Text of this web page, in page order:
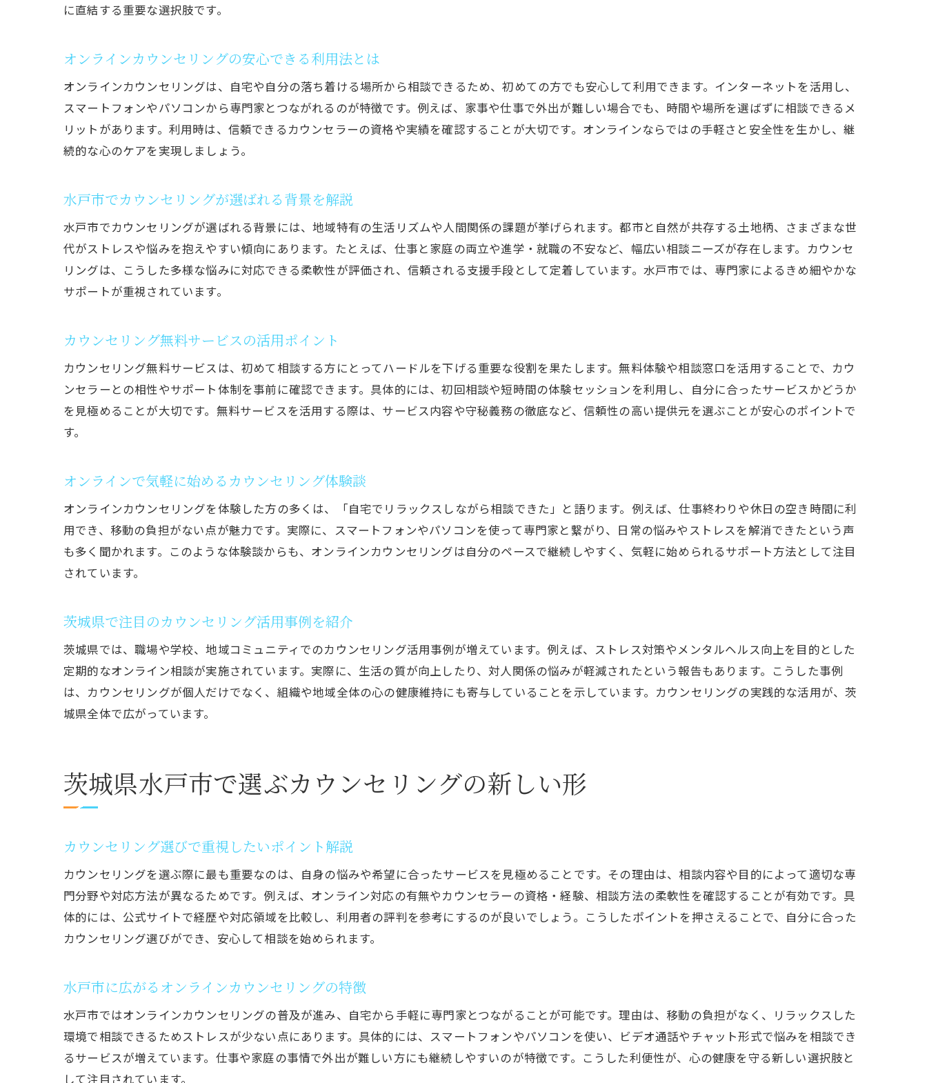
自宅で受けるカウンセリングのメリット解説
オンラインと対面カウンセリングの違いを比較
カウンセリング水戸の選び方と安心できる理由
茨城県のカウンセリング相場と料金目安を確認
カウンセリングを考えるならオンラインも選択肢に
オンラインカウンセリングの始め方と注意点
カウンセリングを受ける人のニーズと特徴分析
茨城県のカウンセリングおすすめ理由を解説
ストレス軽減を叶えるオンライン相談の魅力とは
カウンセリングで実感できるストレス軽減効果
オンライン相談で心の負担を和らげる方法
ストレス対策に役立つカウンセリング活用方法
オンラインカウンセリングの新しい利用方法
カウンセリングおすすめサービスの選び方
茨城県で評判の良いカウンセリング事例集
カウンセリング相場やサービス内容を解説
カウンセリングを続けるためのモチベーション維持法
水戸市で心のケアを探す方へのカウンセリング情報
カウンセリング水戸市の最新サービス情報まとめ
茨城県で安心して相談できるカウンセリング選び
カウンセリング利用前に知っておきたいポイント
に直結する重要な選択肢です。
オンラインカウンセリングの安心できる利用法とは
オンラインカウンセリングは、自宅や自分の落ち着ける場所から相談できるため、初めての方でも安心して利用できます。インターネットを活用し、
スマートフォンやパソコンから専門家とつながれるのが特徴です。例えば、家事や仕事で外出が難しい場合でも、時間や場所を選ばずに相談できるメ
リットがあります。利用時は、信頼できるカウンセラーの資格や実績を確認することが大切です。オンラインならではの手軽さと安全性を生かし、継
続的な心のケアを実現しましょう。
水戸市でカウンセリングが選ばれる背景を解説
水戸市でカウンセリングが選ばれる背景には、地域特有の生活リズムや人間関係の課題が挙げられます。都市と自然が共存する土地柄、さまざまな世
代がストレスや悩みを抱えやすい傾向にあります。たとえば、仕事と家庭の両立や進学・就職の不安など、幅広い相談ニーズが存在します。カウンセ
リングは、こうした多様な悩みに対応できる柔軟性が評価され、信頼される支援手段として定着しています。水戸市では、専門家によるきめ細やかな
サポートが重視されています。
カウンセリング無料サービスの活用ポイント
カウンセリング無料サービスは、初めて相談する方にとってハードルを下げる重要な役割を果たします。無料体験や相談窓口を活用することで、カウ
ンセラーとの相性やサポート体制を事前に確認できます。具体的には、初回相談や短時間の体験セッションを利用し、自分に合ったサービスかどうか
を見極めることが大切です。無料サービスを活用する際は、サービス内容や守秘義務の徹底など、信頼性の高い提供元を選ぶことが安心のポイントで
す。
オンラインで気軽に始めるカウンセリング体験談
オンラインカウンセリングを体験した方の多くは、「自宅でリラックスしながら相談できた」と語ります。例えば、仕事終わりや休日の空き時間に利
用でき、移動の負担がない点が魅力です。実際に、スマートフォンやパソコンを使って専門家と繋がり、日常の悩みやストレスを解消できたという声
も多く聞かれます。このような体験談からも、オンラインカウンセリングは自分のペースで継続しやすく、気軽に始められるサポート方法として注目
されています。
茨城県で注目のカウンセリング活用事例を紹介
茨城県では、職場や学校、地域コミュニティでのカウンセリング活用事例が増えています。例えば、ストレス対策やメンタルヘルス向上を目的とした
定期的なオンライン相談が実施されています。実際に、生活の質が向上したり、対人関係の悩みが軽減されたという報告もあります。こうした事例
は、カウンセリングが個人だけでなく、組織や地域全体の心の健康維持にも寄与していることを示しています。カウンセリングの実践的な活用が、茨
城県全体で広がっています。
茨城県水戸市で選ぶカウンセリングの新しい形
カウンセリング選びで重視したいポイント解説
カウンセリングを選ぶ際に最も重要なのは、自身の悩みや希望に合ったサービスを見極めることです。その理由は、相談内容や目的によって適切な専
門分野や対応方法が異なるためです。例えば、オンライン対応の有無やカウンセラーの資格・経験、相談方法の柔軟性を確認することが有効です。具
体的には、公式サイトで経歴や対応領域を比較し、利用者の評判を参考にするのが良いでしょう。こうしたポイントを押さえることで、自分に合った
カウンセリング選びができ、安心して相談を始められます。
水戸市に広がるオンラインカウンセリングの特徴
水戸市ではオンラインカウンセリングの普及が進み、自宅から手軽に専門家とつながることが可能です。理由は、移動の負担がなく、リラックスした
環境で相談できるためストレスが少ない点にあります。具体的には、スマートフォンやパソコンを使い、ビデオ通話やチャット形式で悩みを相談でき
るサービスが増えています。仕事や家庭の事情で外出が難しい方にも継続しやすいのが特徴です。こうした利便性が、心の健康を守る新しい選択肢と
して注目されています。